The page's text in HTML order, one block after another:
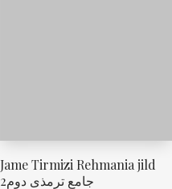
Jame Tirmizi Rehmania jild
2جامع ترمذی دوم